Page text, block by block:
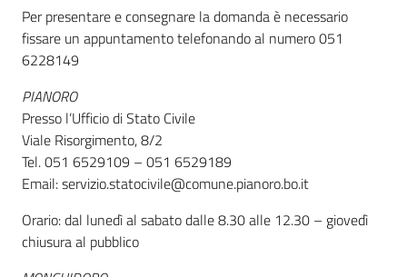
Newsletter
Per presentare e consegnare la domanda è necessario
fissare un appuntamento telefonando al numero 051
6228149
PIANORO
Presso l’Ufficio di Stato Civile
Viale Risorgimento, 8/2
Tel. 051 6529109 – 051 6529189
Email: servizio.statocivile@comune.pianoro.bo.it
Orario: dal lunedì al sabato dalle 8.30 alle 12.30 – giovedì
chiusura al pubblico